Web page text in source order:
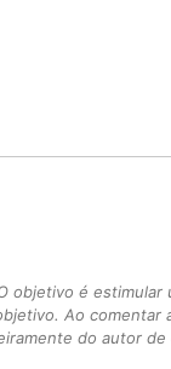
é
Ao
do autor de